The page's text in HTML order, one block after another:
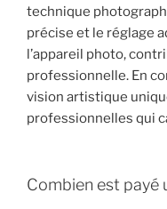
technique
précise et le réglage
l’appareil photo,
professionnelle. En
vision artistique
professionnelles qui
Combien est payé